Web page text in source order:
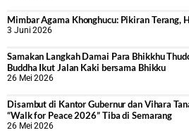
Mimbar Agama Khonghucu: Pikiran Terang,
3 Juni 2026
Samakan Langkah Damai Para Bhikkhu
Buddha Ikut Jalan Kaki bersama Bhikku
26 Mei 2026
Disambut di Kantor Gubernur dan Vihara
“Walk for Peace 2026” Tiba di Semarang
26 Mei 2026